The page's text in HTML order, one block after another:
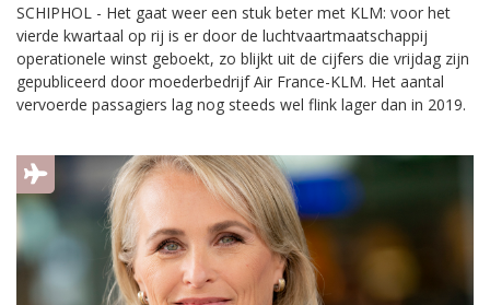
SCHIPHOL - Het gaat weer een stuk beter met KLM: voor het
vierde kwartaal op rij is er door de luchtvaartmaatschappij
operationele winst geboekt, zo blijkt uit de cijfers die vrijdag zijn
gepubliceerd door moederbedrijf Air France-KLM. Het aantal
vervoerde passagiers lag nog steeds wel flink lager dan in 2019.